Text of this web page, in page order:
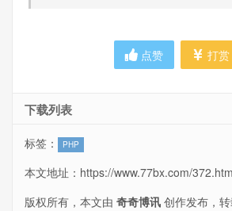
点赞 打赏
下载列表
标签： PHP
本文地址： https://www.77bx.com/
版权所有，本文由 奇奇博讯 创作发布，